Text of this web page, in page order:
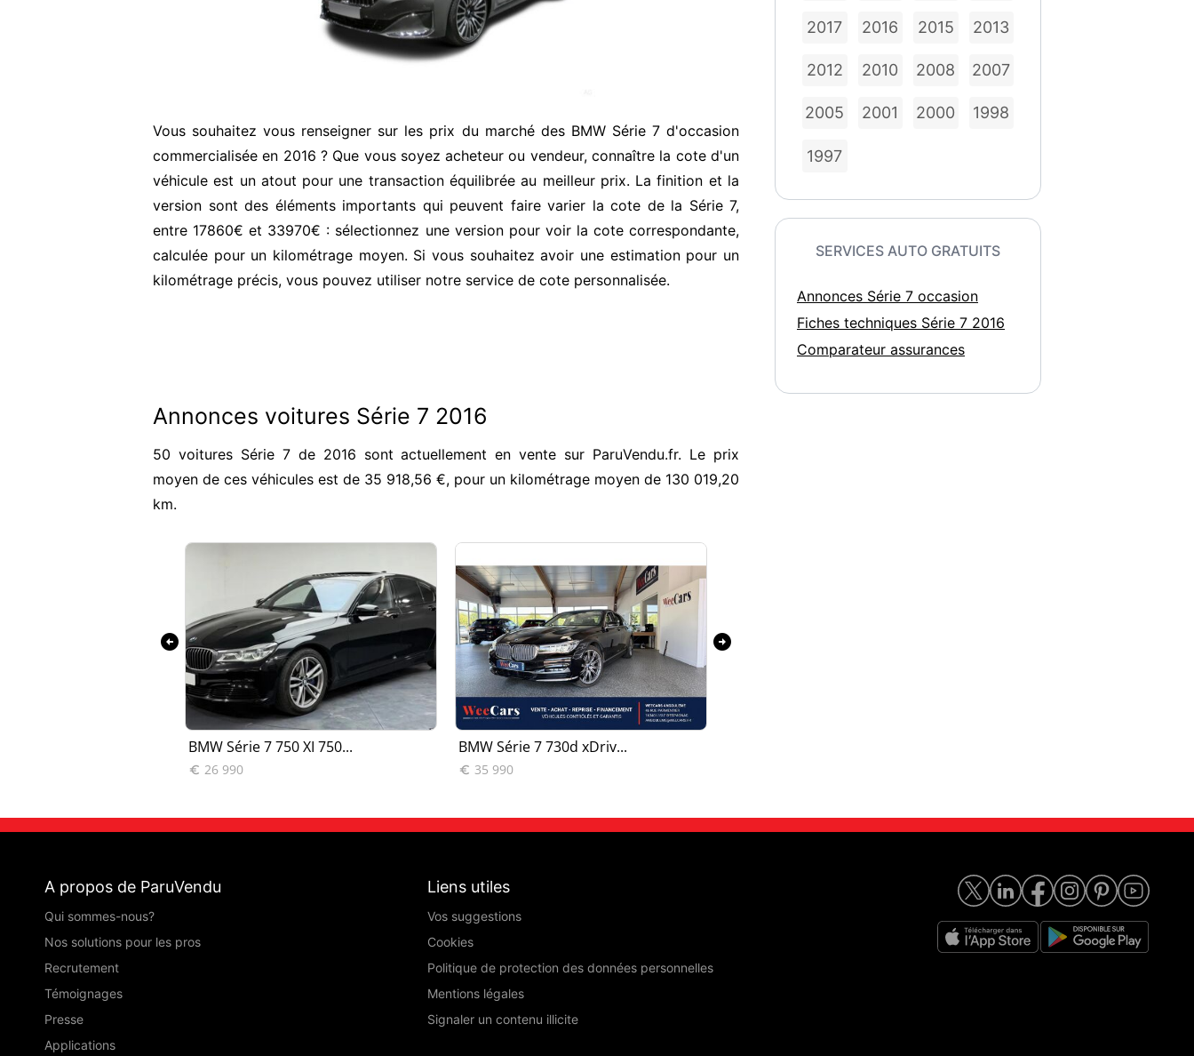
Vous souhaitez vous renseigner sur les prix du marché des BMW Série 7 d'occasion
commercialisée en 2016 ? Que vous soyez acheteur ou vendeur, connaître la cote d'un
véhicule est un atout pour une transaction équilibrée au meilleur prix. La finition et la
version sont des éléments importants qui peuvent faire varier la cote de la Série 7,
entre 17860€ et 33970€ : sélectionnez une version pour voir la cote correspondante,
calculée pour un kilométrage moyen. Si vous souhaitez avoir une estimation pour un
kilométrage précis, vous pouvez utiliser notre service de cote personnalisée.
Annonces voitures Série 7 2016
50 voitures Série 7 de 2016 sont actuellement en vente sur ParuVendu.fr. Le prix
moyen de ces véhicules est de 35 918,56 €, pour un kilométrage moyen de 130 019,20
km.
BMW Série 7 750 XI 750...
 26 990
BMW Série 7 730d xDriv...
 35 990
arrow_circle_left arrow_circle_right
2017 2016 2015 2013
2012 2010 2008 2007
2005 2001 2000 1998
1997
SERVICES AUTO GRATUITS
Annonces Série 7 occasion
Fiches techniques Série 7 2016
Comparateur assurances
A propos de ParuVendu
Qui sommes-nous?
Nos solutions pour les pros
Recrutement
Témoignages
Presse
Applications
Liens utiles
Vos suggestions
Cookies
Politique de protection des données personnelles
Mentions légales
Signaler un contenu illicite